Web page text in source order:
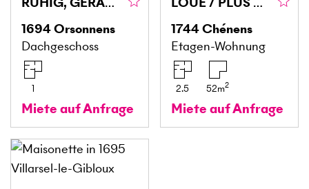
1694Orsonnens
Dachgeschoss
1
Miete auf Anfrage
1744Chénens
Etagen-Wohnung
2.5 52m2
Miete auf Anfrage